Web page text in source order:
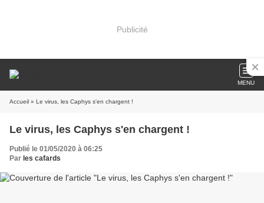
Publicité
MENU
Accueil » Le virus, les Caphys s'en chargent !
Le virus, les Caphys s'en chargent !
Publié le 01/05/2020 à 06:25
Par les cafards